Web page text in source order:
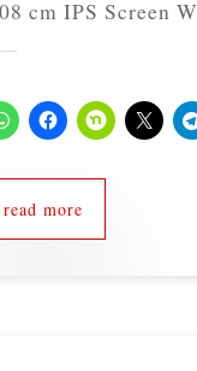
cm IPS Screen
read more